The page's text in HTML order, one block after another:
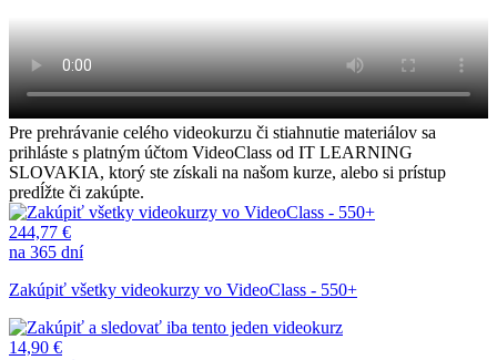
Pre prehrávanie celého videokurzu či stiahnutie materiálov sa
prihláste s platným účtom VideoClass od IT LEARNING
SLOVAKIA, ktorý ste získali na našom kurze, alebo si prístup
predĺžte či zakúpte.
244,77 €
na 365 dní
Zakúpiť všetky videokurzy vo VideoClass - 550+
14,90 €